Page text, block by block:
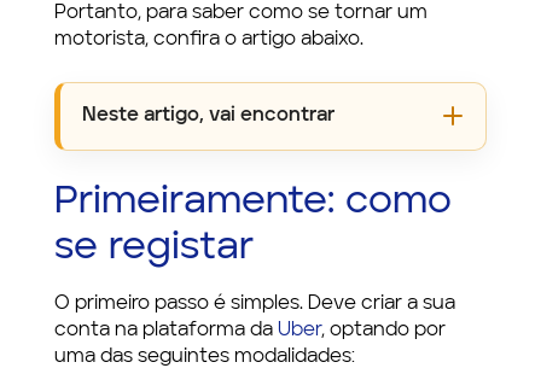
Portanto, para saber como se tornar um
motorista, confira o artigo abaixo.
Neste artigo, vai encontrar
Primeiramente: como
se registar
O primeiro passo é simples. Deve criar a sua
conta na plataforma da Uber, optando por
uma das seguintes modalidades: